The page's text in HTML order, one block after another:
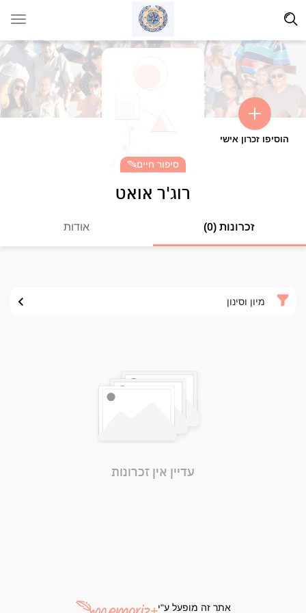
הוסיפו זכרון אישי
סיפור חיים
רוג'ר אואט
זכרונות (0) אודות
מיון וסינון
עדיין אין זכרונות
אתר זה מופעל ע"י